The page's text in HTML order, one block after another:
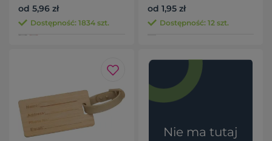
od 5,96 zł
Dostępność: 1834 szt.
od 1,95 zł
Dostępność: 12 szt.
Nie ma tutaj